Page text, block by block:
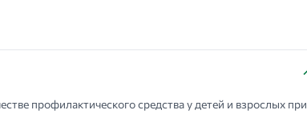
профилактического средства у детей и взрослых при